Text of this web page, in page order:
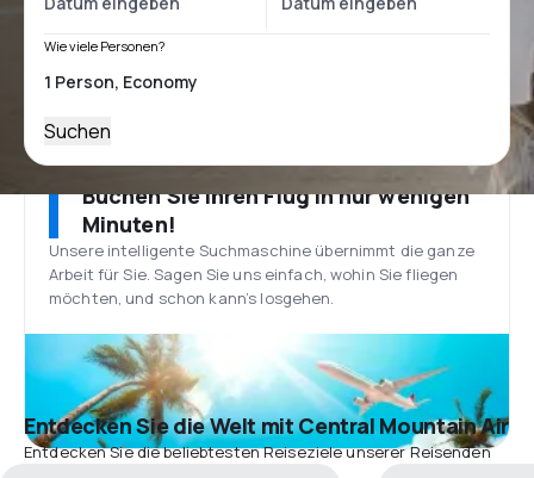
Wie viele Personen?
Suchen
Buchen Sie Ihren Flug in nur wenigen
Minuten!
Unsere intelligente Suchmaschine übernimmt die ganze
Arbeit für Sie. Sagen Sie uns einfach, wohin Sie fliegen
möchten, und schon kann’s losgehen.
Entdecken Sie die Welt mit Central Mountain Air
Entdecken Sie die beliebtesten Reiseziele unserer Reisenden